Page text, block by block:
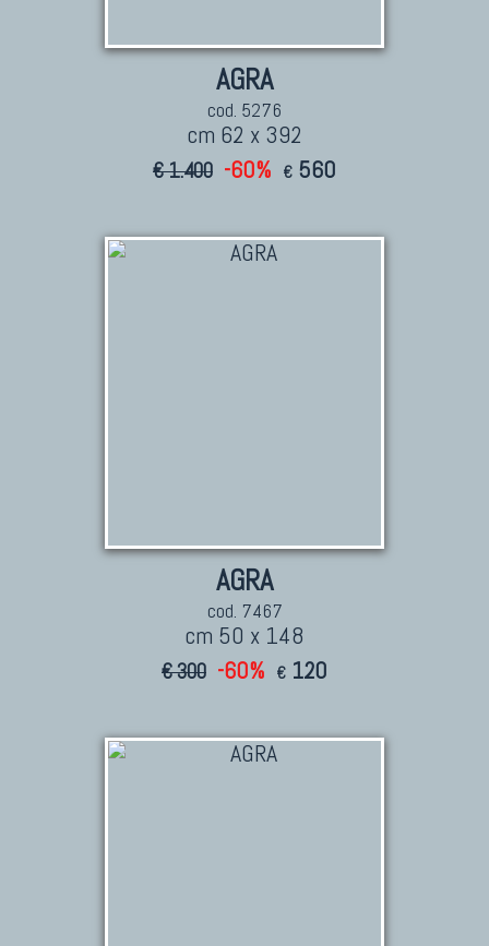
AGRA
cod. 5276
cm 62 x 392
€ 1.400 -60% € 560
AGRA
cod. 7467
cm 50 x 148
€ 300 -60% € 120